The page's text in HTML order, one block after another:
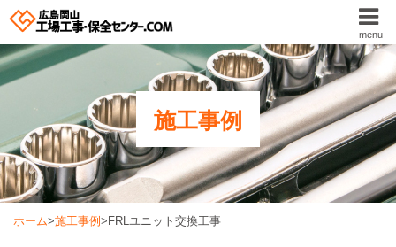
menu
施工事例
ホーム>施工事例 > FRLユニット交換工事